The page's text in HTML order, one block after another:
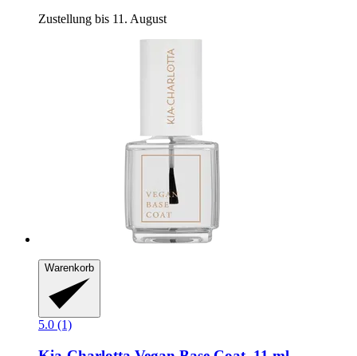
Zustellung bis 11. August
Warenkorb
5.0 (1)